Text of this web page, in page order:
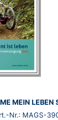
MEIN LEBEN
Nr.: MAGS-